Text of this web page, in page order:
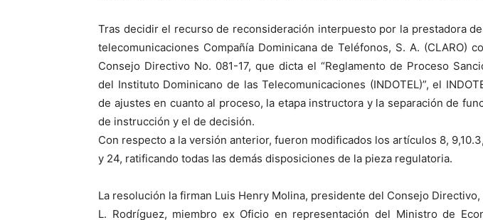
Tras decidir el recurso de reconsideración interpuesto por la prestadora
telecomunicaciones Compañía Dominicana de Teléfonos, S. A. (CLARO)
Consejo Directivo No. 081-17, que dicta el “Reglamento de Proceso
del Instituto Dominicano de las Telecomunicaciones (INDOTEL)”, el
de ajustes en cuanto al proceso, la etapa instructora y la separación de
de instrucción y el de decisión.
Con respecto a la versión anterior, fueron modificados los artículos 8, 9,10.3,
y 24, ratificando todas las demás disposiciones de la pieza regulatoria.
La resolución la firman Luis Henry Molina, presidente del Consejo
L. Rodríguez, miembro ex Oficio en representación del Ministro de